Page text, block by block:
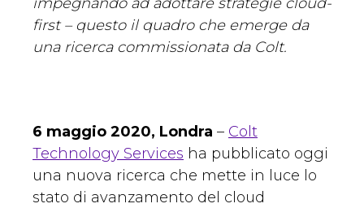
impegnando ad adottare strategie cloud-
first – questo il quadro che emerge da
una ricerca commissionata da Colt.
6 maggio 2020, Londra – Colt
Technology Services ha pubblicato oggi
una nuova ricerca che mette in luce lo
stato di avanzamento del cloud